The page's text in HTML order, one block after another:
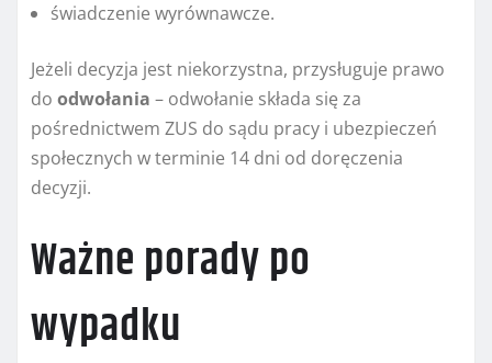
świadczenie wyrównawcze.
Jeżeli decyzja jest niekorzystna, przysługuje prawo
do odwołania – odwołanie składa się za
pośrednictwem ZUS do sądu pracy i ubezpieczeń
społecznych w terminie 14 dni od doręczenia
decyzji.
Ważne porady po
wypadku